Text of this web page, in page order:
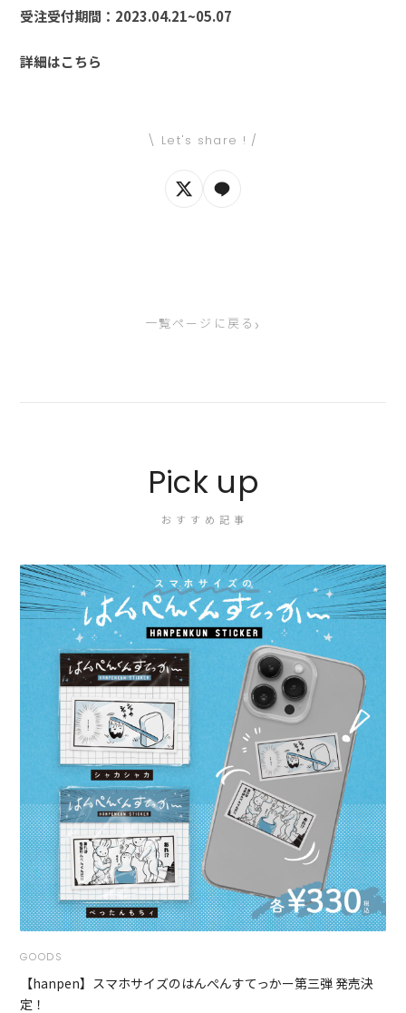
受注受付期間：2023.04.21~05.07
詳細はこちら
\ Let's share ! /
一覧ページに戻る ›
Pick up
おすすめ記事
GOODS
【hanpen】スマホサイズのはんぺんすてっかー第三弾 発売決
定！